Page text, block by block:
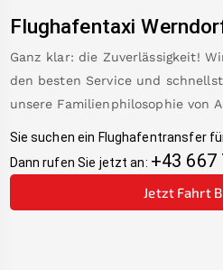
Flughafentaxi
Ganz klar: die Zuverlässigkeit!
den besten Service und
unsere Familienphilosophie von
Sie suchen ein Flughafentransfer
Dann rufen Sie jetzt an: +43 667
Jetzt Fahrt